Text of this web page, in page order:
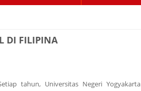
DI FILIPINA
tahun, Universitas Negeri Yogyakarta